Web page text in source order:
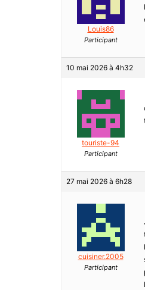
Louis86
Participant
10 mai 2026 à 4h32
touriste-94
Participant
27 mai 2026 à 6h28
cuisiner.2005
Participant